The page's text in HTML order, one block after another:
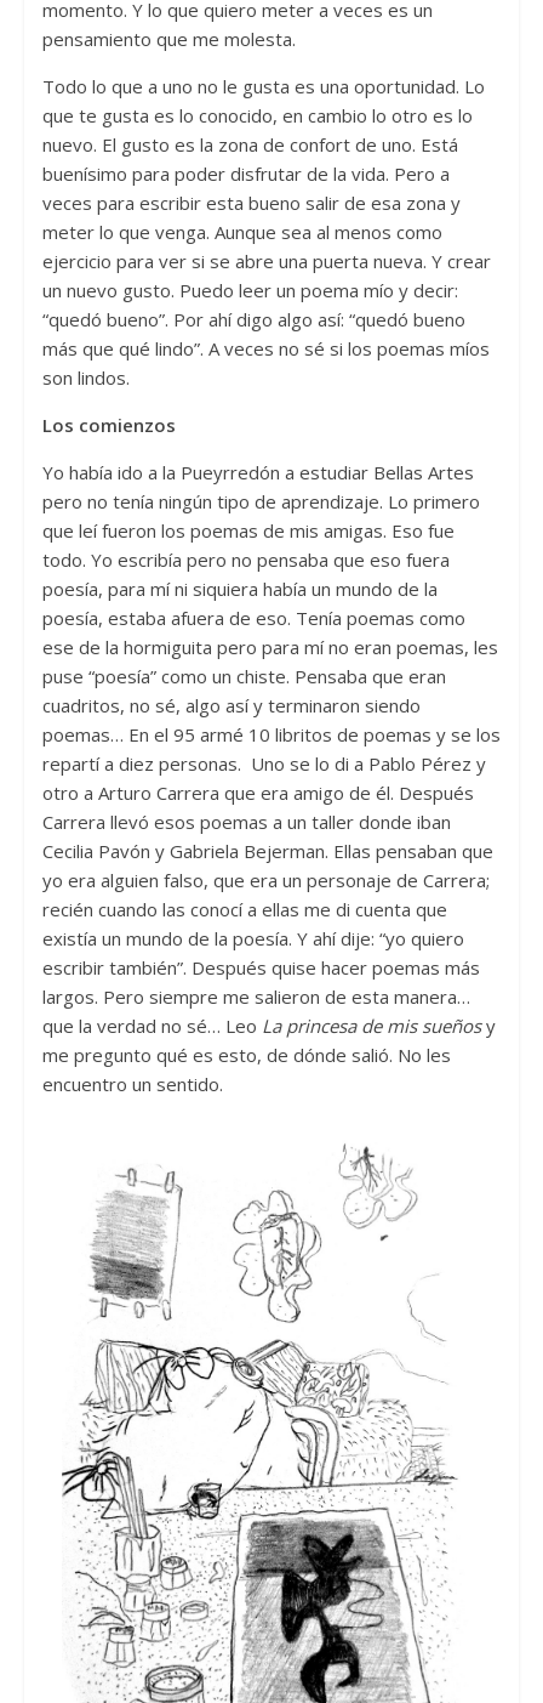
momento. Y lo que quiero meter a veces es un
pensamiento que me molesta.
Todo lo que a uno no le gusta es una oportunidad. Lo
que te gusta es lo conocido, en cambio lo otro es lo
nuevo. El gusto es la zona de confort de uno. Está
buenísimo para poder disfrutar de la vida. Pero a
veces para escribir esta bueno salir de esa zona y
meter lo que venga. Aunque sea al menos como
ejercicio para ver si se abre una puerta nueva. Y crear
un nuevo gusto. Puedo leer un poema mío y decir:
“quedó bueno”. Por ahí digo algo así: “quedó bueno
más que qué lindo”. A veces no sé si los poemas míos
son lindos.
Los comienzos
Yo había ido a la Pueyrredón a estudiar Bellas Artes
pero no tenía ningún tipo de aprendizaje. Lo primero
que leí fueron los poemas de mis amigas. Eso fue
todo. Yo escribía pero no pensaba que eso fuera
poesía, para mí ni siquiera había un mundo de la
poesía, estaba afuera de eso. Tenía poemas como
ese de la hormiguita pero para mí no eran poemas, les
puse “poesía” como un chiste. Pensaba que eran
cuadritos, no sé, algo así y terminaron siendo
poemas… En el 95 armé 10 libritos de poemas y se los
repartí a diez personas. Uno se lo di a Pablo Pérez y
otro a Arturo Carrera que era amigo de él. Después
Carrera llevó esos poemas a un taller donde iban
Cecilia Pavón y Gabriela Bejerman. Ellas pensaban que
yo era alguien falso, que era un personaje de Carrera;
recién cuando las conocí a ellas me di cuenta que
existía un mundo de la poesía. Y ahí dije: “yo quiero
escribir también”. Después quise hacer poemas más
largos. Pero siempre me salieron de esta manera…
que la verdad no sé… Leo La princesa de mis sueñosy
me pregunto qué es esto, de dónde salió. No les
encuentro un sentido.